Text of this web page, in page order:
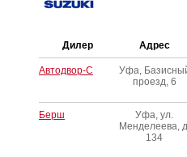
Дилер Адрес
Автодвор-С
Уфа,
проезд, 6
Берш
Уфа, ул.
Менделеева,
134